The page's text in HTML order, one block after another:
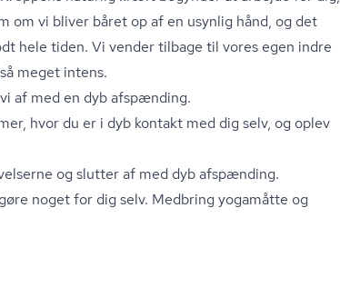
om vi bliver båret op af en usynlig hånd, og det
hele tiden. Vi vender tilbage til vores egen indre
meget intens.
af med en dyb afspænding.
hvor du er i dyb kontakt med dig selv, og oplev
og slutter af med dyb afspænding.
noget for dig selv. Medbring yogamåtte og